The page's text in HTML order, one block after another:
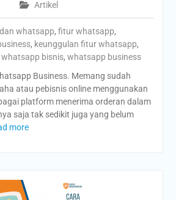
Artikel
whatsapp, fitur whatsapp,
, keunggulan fitur whatsapp,
whatsapp bisnis,whatsapp business
Business. Memang sudah
atau pebisnis online menggunakan
platform menerima orderan dalam
saja tak sedikit juga yang belum
more